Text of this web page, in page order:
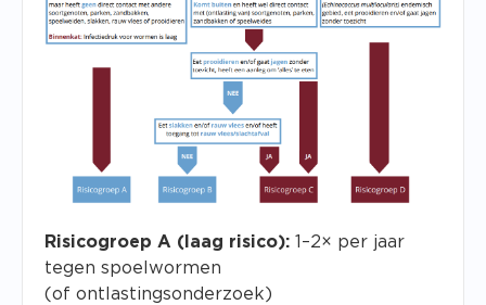
Risicogroep A (laag risico): 1–2× per jaar
tegen spoelwormen
(of ontlastingsonderzoek)